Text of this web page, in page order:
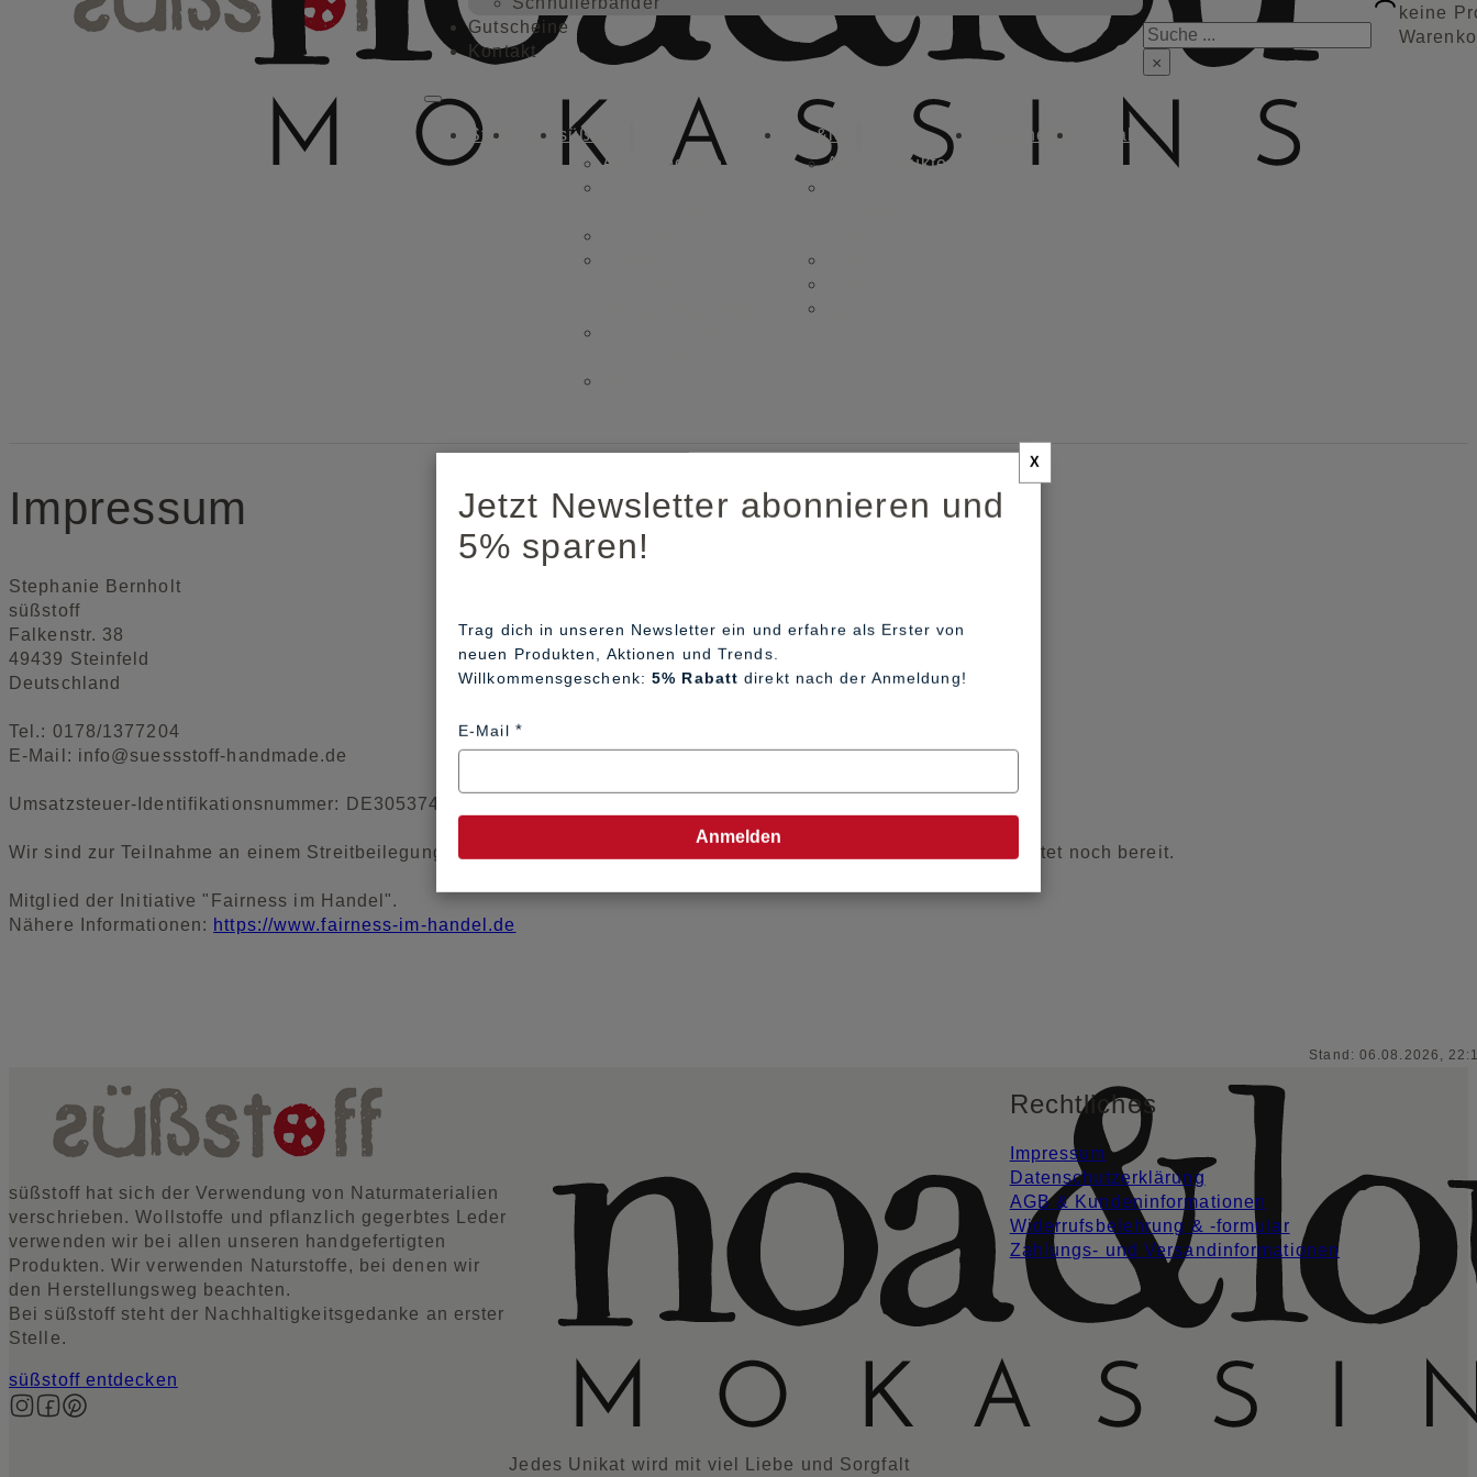
Gutscheine
Kontakt
Start
Über
süßstoff
Alle Produkte
noa&lou
Alle Produkte
Gutscheine Kontakt
Suchen
×
keine
Impressum
Stephanie Bernholt
süßstoff
Falkenstr. 38
49439 Steinfeld
Deutschland
Tel.: 0178/1377204
E-Mail: info@suessstoff-handmade.de
Umsatzsteuer-Identifikationsnummer: DE305374868
Wir sind zur Teilnahme an einem Streitbeilegungsverfahren vor einer Verbraucherschlichtungsstelle weder verpflichtet noch bereit.
Mitglied der Initiative "Fairness im Handel".
Nähere Informationen: https://www.fairness-im-handel.de
Stand: 06.08.2026,
süßstoff hat sich der Verwendung von Naturmaterialien
verschrieben. Wollstoffe und pflanzlich gegerbtes Leder
verwenden wir bei allen unseren handgefertigten
Produkten. Wir verwenden Naturstoffe, bei denen wir
den Herstellungsweg beachten.
Bei süßstoff steht der Nachhaltigkeitsgedanke an erster
Stelle.
süßstoff entdecken
Auf Instagram folgen
Auf Facebook folgen
Auf Pinterest folgen
Jedes Unikat wird mit viel Liebe und Sorgfalt
Rechtliches
Impressum
Datenschutzerklärung
AGB & Kundeninformationen
Widerrufsbelehrung & -formular
Zahlungs- und Versandinformationen
X
Jetzt Newsletter abonnieren und
5% sparen!
Trag dich in unseren Newsletter ein und erfahre als Erster von
neuen Produkten, Aktionen und Trends.
Willkommensgeschenk:5% Rabatt direkt nach der Anmeldung!
E-Mail
Anmelden